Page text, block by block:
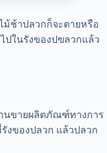
ช้าปลวกก็จะตายหรือ
ปในรังของปฃลวกแล้ว
ขายผลิตภัณฑ์ทางการ
งของปลวก แล้วปลวก